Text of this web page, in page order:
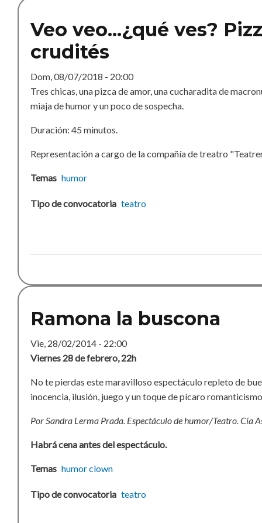
Veo veo...¿qué ves?
crudités
Dom, 08/07/2018 - 20:00
Tres chicas, una pizca de amor, una cucharadita de
miaja de humor y un poco de sospecha.
Duración: 45 minutos.
Representación a cargo de la compañía de treatro
Temas humor
Tipo de convocatoria teatro
Ramona la buscona
Vie, 28/02/2014 - 22:00
Viernes 28 de febrero,22h
No te pierdas este maravilloso espectáculo repleto de
inocencia, ilusión, juego y un toque de pícaro
Por Sandra Lerma Prada. Espectáculo de humor/Teatro.Cía
Habrá cena antes del espectáculo.
Temas humorclown
Tipo de convocatoria teatro